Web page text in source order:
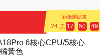
距搶購結束
24 天 17 : 50 : 48
6核心CPU/5核心
黃色